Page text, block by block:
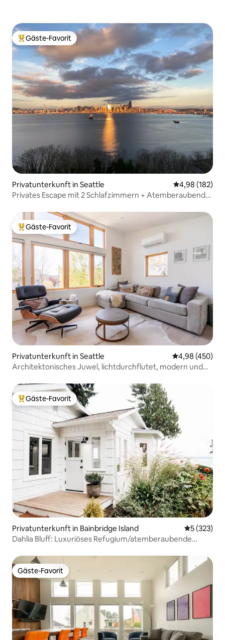
Beliebter Gäste-Favorit.
Gäste-Favorit
Privatunterkunft in Seattle
4,98 (182)
Privates Escape mit 2 Schlafzimmern + Atemberaubende
Beliebter Gäste-Favorit.
Gäste-Favorit
Privatunterkunft in Seattle
4,98 (450)
Architektonisches Juwel, lichtdurchflutet, modern und
Beliebter Gäste-Favorit.
Gäste-Favorit
Privatunterkunft in Bainbridge Island
5 (323)
Dahlia Bluff: Luxuriöses Refugium/atemberaubende
Gäste-Favorit
Gäste-Favorit